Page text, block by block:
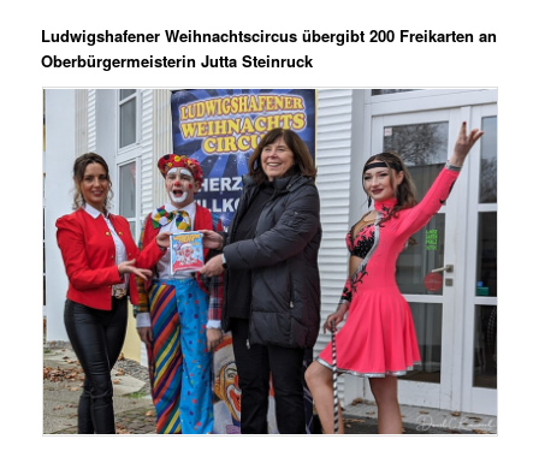
Ludwigshafener Weihnachtscircus übergibt 200 Freikarten an
Oberbürgermeisterin Jutta Steinruck